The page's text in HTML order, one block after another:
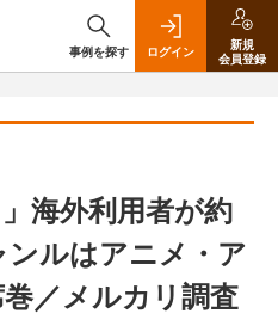
事例を探す ログイン
新規
会員登録
海外利用者が約
ルはアニメ・ア
／メルカリ調査